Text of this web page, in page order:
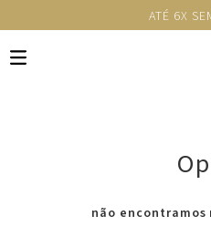
ATÉ 6X
não